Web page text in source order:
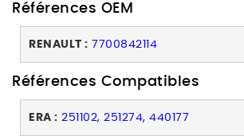
Références OEM
RENAULT : 7700842114
Références Compatibles
ERA : 251102, 251274, 440177